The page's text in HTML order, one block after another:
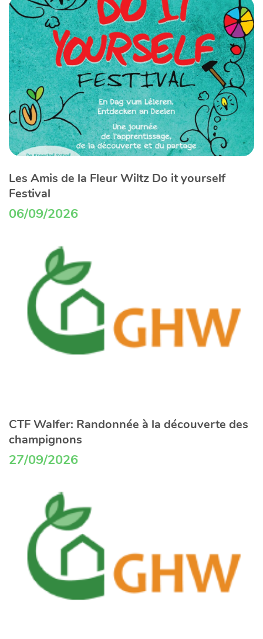
Les Amis de la Fleur Wiltz Do it yourself
Festival
06/09/2026
CTF Walfer: Randonnée à la découverte des
champignons
27/09/2026